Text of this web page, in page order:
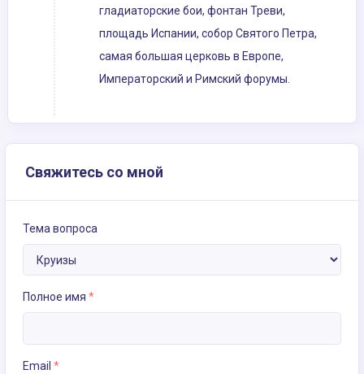
гладиаторские бои, фонтан Треви,
площадь Испании, собор Святого Петра,
самая большая церковь в Европе,
Императорский и Римский форумы.
Свяжитесь со мной
Тема вопроса
Полное имя *
Email *